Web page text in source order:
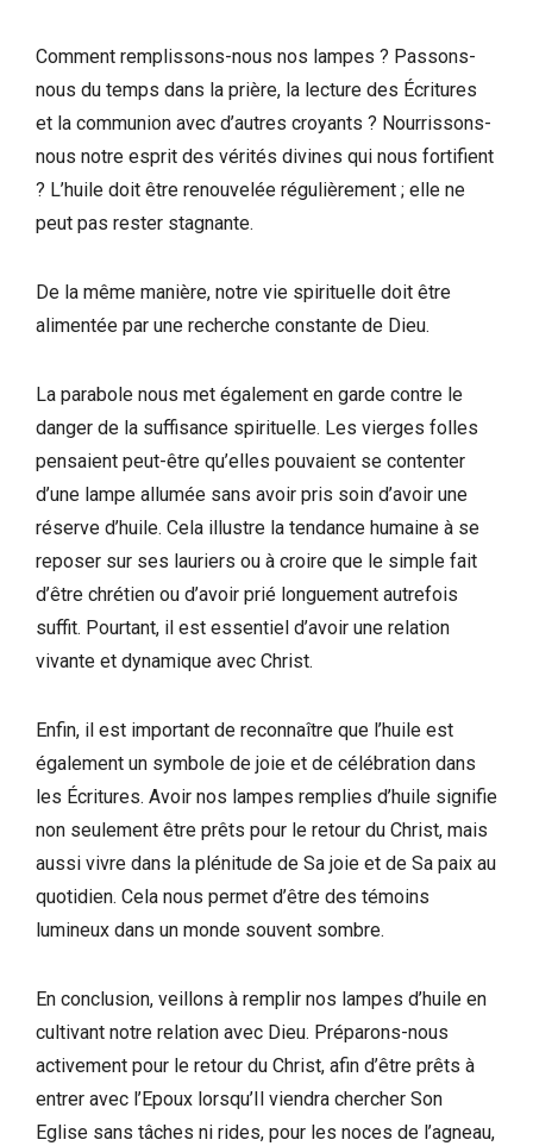
Comment remplissons-nous nos lampes ? Passons-
nous du temps dans la prière, la lecture des Écritures
et la communion avec d’autres croyants ? Nourrissons-
nous notre esprit des vérités divines qui nous fortifient
? L’huile doit être renouvelée régulièrement ; elle ne
peut pas rester stagnante.
De la même manière, notre vie spirituelle doit être
alimentée par une recherche constante de Dieu.
La parabole nous met également en garde contre le
danger de la suffisance spirituelle. Les vierges folles
pensaient peut-être qu’elles pouvaient se contenter
d’une lampe allumée sans avoir pris soin d’avoir une
réserve d’huile. Cela illustre la tendance humaine à se
reposer sur ses lauriers ou à croire que le simple fait
d’être chrétien ou d’avoir prié longuement autrefois
suffit. Pourtant, il est essentiel d’avoir une relation
vivante et dynamique avec Christ.
Enfin, il est important de reconnaître que l’huile est
également un symbole de joie et de célébration dans
les Écritures. Avoir nos lampes remplies d’huile signifie
non seulement être prêts pour le retour du Christ, mais
aussi vivre dans la plénitude de Sa joie et de Sa paix au
quotidien. Cela nous permet d’être des témoins
lumineux dans un monde souvent sombre.
En conclusion, veillons à remplir nos lampes d’huile en
cultivant notre relation avec Dieu. Préparons-nous
activement pour le retour du Christ, afin d’être prêts à
entrer avec l’Epoux lorsqu’Il viendra chercher Son
Eglise sans tâches ni rides, pour les noces de l’agneau,